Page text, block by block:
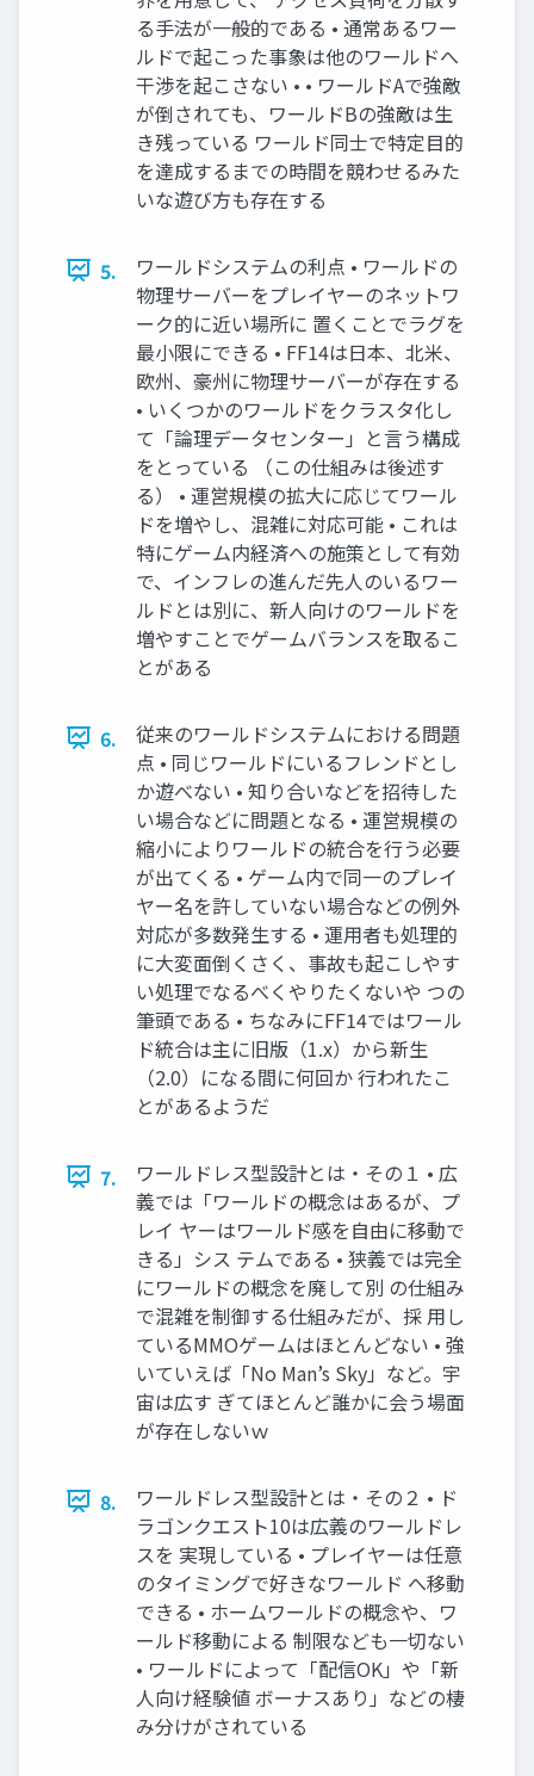
る手法が一般的である • 通常あるワー
ルドで起こった事象は他のワールドへ
干渉を起こさない • • ワールドAで強敵
が倒されても、ワールドBの強敵は生
き残っている ワールド同士で特定目的
を達成するまでの時間を競わせるみた
いな遊び方も存在する
5.
ワールドシステムの利点 • ワールドの
物理サーバーをプレイヤーのネットワ
ーク的に近い場所に 置くことでラグを
最小限にできる • FF14は日本、北米、
欧州、豪州に物理サーバーが存在する
• いくつかのワールドをクラスタ化し
て「論理データセンター」と言う構成
をとっている （この仕組みは後述す
る） • 運営規模の拡大に応じてワール
ドを増やし、混雑に対応可能 • これは
特にゲーム内経済への施策として有効
で、インフレの進んだ先人のいるワー
ルドとは別に、新人向けのワールドを
増やすことでゲームバランスを取るこ
とがある
6.
従来のワールドシステムにおける問題
点 • 同じワールドにいるフレンドとし
か遊べない • 知り合いなどを招待した
い場合などに問題となる • 運営規模の
縮小によりワールドの統合を行う必要
が出てくる • ゲーム内で同一のプレイ
ヤー名を許していない場合などの例外
対応が多数発生する • 運用者も処理的
に大変面倒くさく、事故も起こしやす
い処理でなるべくやりたくないや つの
筆頭である • ちなみにFF14ではワール
ド統合は主に旧版（1.x）から新生
（2.0）になる間に何回か 行われたこ
とがあるようだ
7.
ワールドレス型設計とは・その１ • 広
義では「ワールドの概念はあるが、プ
レイ ヤーはワールド感を自由に移動で
きる」シス テムである • 狭義では完全
にワールドの概念を廃して別 の仕組み
で混雑を制御する仕組みだが、採 用し
ているMMOゲームはほとんどない • 強
いていえば「No Man’s Sky」など。宇
宙は広す ぎてほとんど誰かに会う場面
が存在しないｗ
8.
ワールドレス型設計とは・その２ • ド
ラゴンクエスト10は広義のワールドレ
スを 実現している • プレイヤーは任意
のタイミングで好きなワールド へ移動
できる • ホームワールドの概念や、ワ
ールド移動による 制限なども一切ない
• ワールドによって「配信OK」や「新
人向け経験値 ボーナスあり」などの棲
み分けがされている